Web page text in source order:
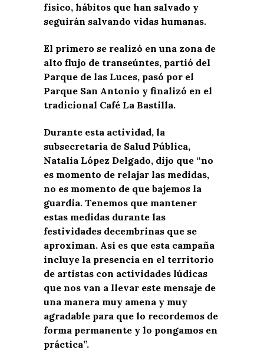
físico, hábitos que han salvado y
seguirán salvando vidas humanas.
El primero se realizó en una zona de
alto flujo de transeúntes, partió del
Parque de las Luces, pasó por el
Parque San Antonio y finalizó en el
tradicional Café La Bastilla.
Durante esta actividad, la
subsecretaria de Salud Pública,
Natalia López Delgado, dijo que “no
es momento de relajar las medidas,
no es momento de que bajemos la
guardia. Tenemos que mantener
estas medidas durante las
festividades decembrinas que se
aproximan. Así es que esta campaña
incluye la presencia en el territorio
de artistas con actividades lúdicas
que nos van a llevar este mensaje de
una manera muy amena y muy
agradable para que lo recordemos de
forma permanente y lo pongamos en
práctica”.